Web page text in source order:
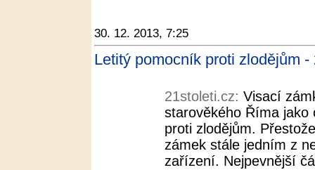
30. 12. 2013, 7:25
Letitý pomocník proti zlodějům -
21stoleti.cz: Visací
starověkého Říma jako
proti zlodějům.
zámek stále jedním z
zařízení. Nejpevnější